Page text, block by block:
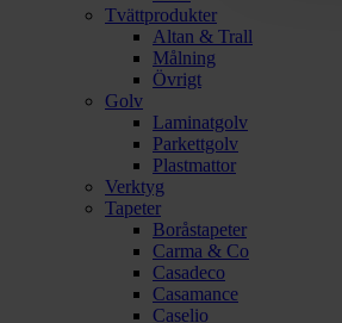
Tvättprodukter
Altan & Trall
Målning
Övrigt
Golv
Laminatgolv
Parkettgolv
Plastmattor
Verktyg
Tapeter
Boråstapeter
Carma & Co
Casadeco
Casamance
Caselio